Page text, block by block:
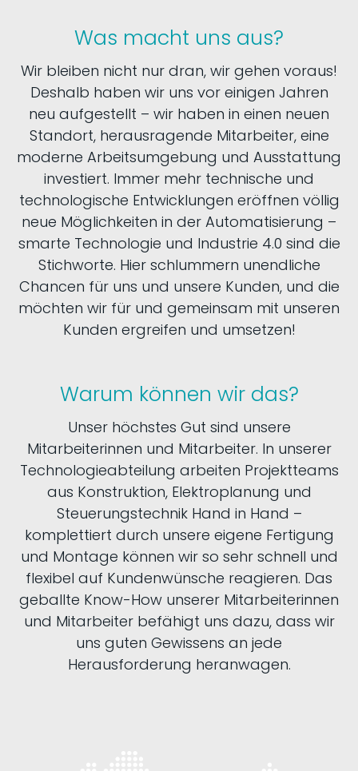
Was macht uns aus?
Wir bleiben nicht nur dran, wir gehen voraus!
Deshalb haben wir uns vor einigen Jahren
neu aufgestellt – wir haben in einen neuen
Standort, herausragende Mitarbeiter, eine
moderne Arbeitsumgebung und Ausstattung
investiert. Immer mehr technische und
technologische Entwicklungen eröffnen völlig
neue Möglichkeiten in der Automatisierung –
smarte Technologie und Industrie 4.0 sind die
Stichworte. Hier schlummern unendliche
Chancen für uns und unsere Kunden, und die
möchten wir für und gemeinsam mit unseren
Kunden ergreifen und umsetzen!
Warum können wir das?
Unser höchstes Gut sind unsere
Mitarbeiterinnen und Mitarbeiter. In unserer
Technologieabteilung arbeiten Projektteams
aus Konstruktion, Elektroplanung und
Steuerungstechnik Hand in Hand –
komplettiert durch unsere eigene Fertigung
und Montage können wir so sehr schnell und
flexibel auf Kundenwünsche reagieren. Das
geballte Know-How unserer Mitarbeiterinnen
und Mitarbeiter befähigt uns dazu, dass wir
uns guten Gewissens an jede
Herausforderung heranwagen.